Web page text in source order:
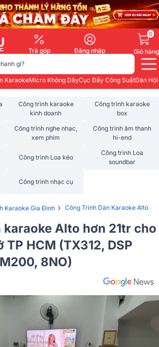
Trả góp Đăng nhập
0
Giỏ hàng
gì?
KaraokeMicro Không DâyCục Đẩy Công SuấtDàn
Công trình karaoke
kinh doanh
Công trình karaoke
box
Công trình nghe nhạc,
xem phim
Công trình âm thanh
hi-end
Công trình Loa kéo
Công trình Loa
soundbar
Công trình nhạc cụ
Karaoke Gia Đình › Công Trình Dàn Karaoke Alto
karaoke Alto hơn 21tr cho
TP HCM (TX312, DSP
8NO)